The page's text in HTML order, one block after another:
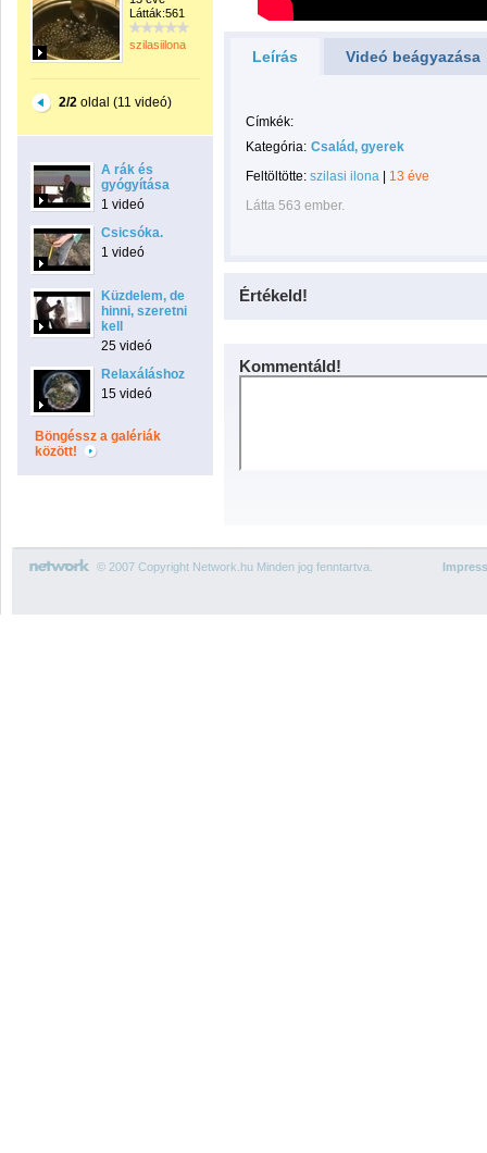
Látták:561
szilasiilona
2/2 oldal (11 videó)
A rák és
gyógyítása
1 videó
Csicsóka.
1 videó
Küzdelem, de
hinni, szeretni
kell
25 videó
Relaxáláshoz
15 videó
Böngéssz a galériák
között!
Leírás Videó beágyazása
Címkék:
Kategória: Család, gyerek
Feltöltötte: szilasi ilona
13 éve
Látta 563 ember.
Értékeld!
Kommentáld!
© 2007 Copyright Network.hu Minden jog fenntartva.